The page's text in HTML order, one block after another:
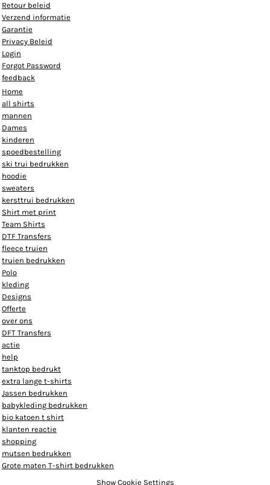
Retour beleid
Verzend informatie
Garantie
Privacy Beleid
Login
Forgot Password
feedback
Home
all shirts
mannen
Dames
kinderen
spoedbestelling
ski trui bedrukken
hoodie
sweaters
kersttrui bedrukken
Shirt met print
Team Shirts
DTF Transfers
fleece truien
truien bedrukken
Polo
kleding
Designs
Offerte
over ons
DFT Transfers
actie
help
tanktop bedrukt
extra lange t-shirts
Jassen bedrukken
babykleding bedrukken
bio katoen t shirt
klanten reactie
shopping
mutsen bedrukken
Grote maten T-shirt bedrukken
Show Cookie Settings